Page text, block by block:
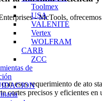
Toolmex
USA
VALENITE
Vertex
WOLFRAM
CARB
ZCC
de
- McTools,
esos requerimiento de ato
cortes precisos y eficientes